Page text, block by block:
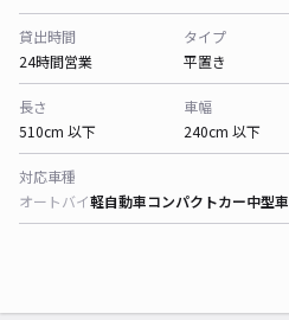
貸出時間
24時間営業
タイプ
平置き
長さ
510cm 以下
車幅
240cm 以下
対応車種
オートバイ軽自動車コンパクトカー中型車